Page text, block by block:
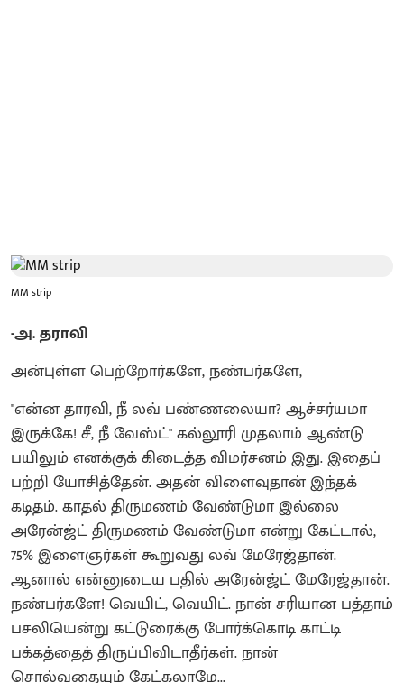
MM strip
-அ. தராவி
அன்புள்ள பெற்றோர்களே, நண்பர்களே,
"என்ன தாரவி, நீ லவ் பண்ணலையா? ஆச்சர்யமா
இருக்கே! சீ, நீ வேஸ்ட்" கல்லூரி முதலாம் ஆண்டு
பயிலும் எனக்குக் கிடைத்த விமர்சனம் இது. இதைப்
பற்றி யோசித்தேன். அதன் விளைவுதான் இந்தக்
கடிதம். காதல் திருமணம் வேண்டுமா இல்லை
அரேன்ஜ்ட் திருமணம் வேண்டுமா என்று கேட்டால்,
75% இளைஞர்கள் கூறுவது லவ் மேரேஜ்தான்.
ஆனால் என்னுடைய பதில் அரேன்ஜ்ட் மேரேஜ்தான்.
நண்பர்களே! வெயிட், வெயிட். நான் சரியான பத்தாம்
பசலியென்று கட்டுரைக்கு போர்க்கொடி காட்டி
பக்கத்தைத் திருப்பிவிடாதீர்கள். நான்
சொல்வதையும் கேட்கலாமே...